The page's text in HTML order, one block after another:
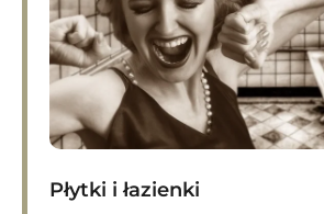
Płytki i łazienki